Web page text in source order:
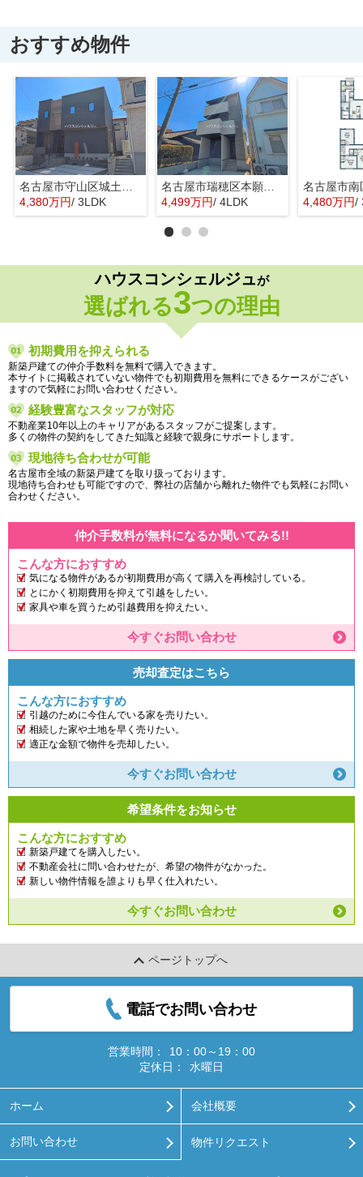
おすすめ物件
名古屋市守山区城土町22【仲介手数料無料】新築一戸建て 1号棟
4,380万円/ 3LDK
名古屋市瑞穂区本願寺町１丁目16【仲介手数料無料】新築一戸建て 1号棟
4,499万円/ 4LDK 4,480万円/
ハウスコンシェルジュが
選ばれる3つの理由
初期費用を抑えられる
新築戸建ての仲介手数料を無料で購入できます。
本サイトに掲載されていない物件でも初期費用を無料にできるケースがござい
ますので気軽にお問い合わせください。
経験豊富なスタッフが対応
不動産業10年以上のキャリアがあるスタッフがご提案します。
多くの物件の契約をしてきた知識と経験で親身にサポートします。
現地待ち合わせが可能
名古屋市全域の新築戸建てを取り扱っております。
現地待ち合わせも可能ですので、弊社の店舗から離れた物件でも気軽にお問い
合わせください。
仲介手数料が無料になるか聞いてみる!!
こんな方におすすめ
気になる物件があるが初期費用が高くて購入を再検討している。
とにかく初期費用を抑えて引越をしたい。
家具や車を買うため引越費用を抑えたい。
今すぐお問い合わせ
売却査定はこちら
こんな方におすすめ
引越のために今住んでいる家を売りたい。
相続した家や土地を早く売りたい。
適正な金額で物件を売却したい。
今すぐお問い合わせ
希望条件をお知らせ
こんな方におすすめ
新築戸建てを購入したい。
不動産会社に問い合わせたが、希望の物件がなかった。
新しい物件情報を誰よりも早く仕入れたい。
今すぐお問い合わせ
ページトップへ
電話でお問い合わせ
営業時間：
10：00～19：00
定休日：
水曜日
ホーム 会社概要
お問い合わせ 物件リクエスト